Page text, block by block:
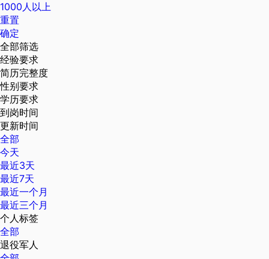
1000人以上
重置
确定
全部筛选
经验要求
简历完整度
性别要求
学历要求
到岗时间
更新时间
全部
今天
最近3天
最近7天
最近一个月
最近三个月
个人标签
全部
退役军人